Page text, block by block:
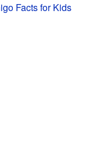
Facts for Kids